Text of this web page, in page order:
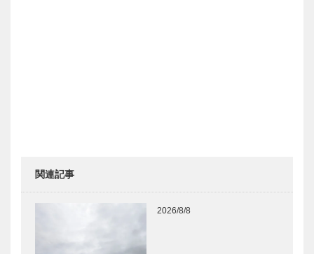
関連記事
2026/8/8